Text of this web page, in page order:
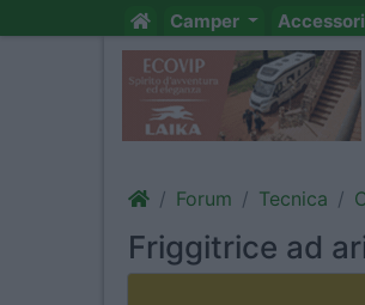
Camper Accessori
Forum Tecnica
Friggitrice ad